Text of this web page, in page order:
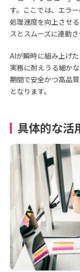
す。ここでは、エラ
処理速度を向上させ
スとスムーズに連動
AIが瞬時に組み上げ
実務に耐えうる細か
期間で安全かつ高品
となります。
具体的な活